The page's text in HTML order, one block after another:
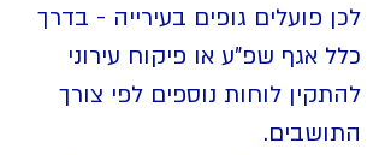
לכן פועלים גופים בעירייה - בדרך
כלל אגף שפ"ע או פיקוח עירוני
להתקין לוחות נוספים לפי צורך
התושבים.